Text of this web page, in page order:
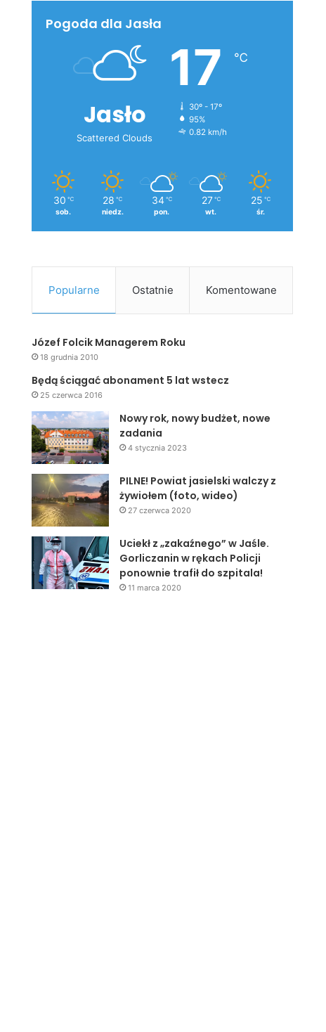
Pogoda dla Jasła
Jasło
Scattered Clouds
17 ℃
30º - 17º
95%
0.82 km/h
30 ℃
sob.
28 ℃
niedz.
34 ℃
pon.
27 ℃
wt.
25 ℃
śr.
Popularne Ostatnie Komentowane
Józef Folcik Managerem Roku
18 grudnia 2010
Będą ściągać abonament 5 lat wstecz
25 czerwca 2016
Nowy rok, nowy budżet, nowe
zadania
4 stycznia 2023
PILNE! Powiat jasielski walczy z
żywiołem (foto, wideo)
27 czerwca 2020
Uciekł z „zakaźnego” w Jaśle.
Gorliczanin w rękach Policji
ponownie trafił do szpitala!
11 marca 2020